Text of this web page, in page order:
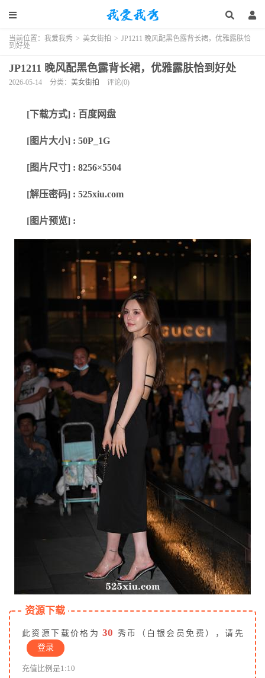
当前位置： 我爱我秀 > 美女街拍 > JP1211 晚风配黑色露背长裙，优雅露肤恰
到好处
JP1211 晚风配黑色露背长裙，优雅露肤恰到好处
2026-05-14 分类： 美女街拍 评论(0)
[下载方式] : 百度网盘
[图片大小] : 50P_1G
[图片尺寸] : 8256×5504
[解压密码] : 525xiu.com
[图片预览] :
资源下载
此资源下载价格为 30 秀币（白银会员免费），请先
登录
充值比例是1:10